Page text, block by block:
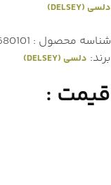
دلسی (DELSEY)
شناسه محصول :
برند: دلسی (DELSEY)
قیمت :